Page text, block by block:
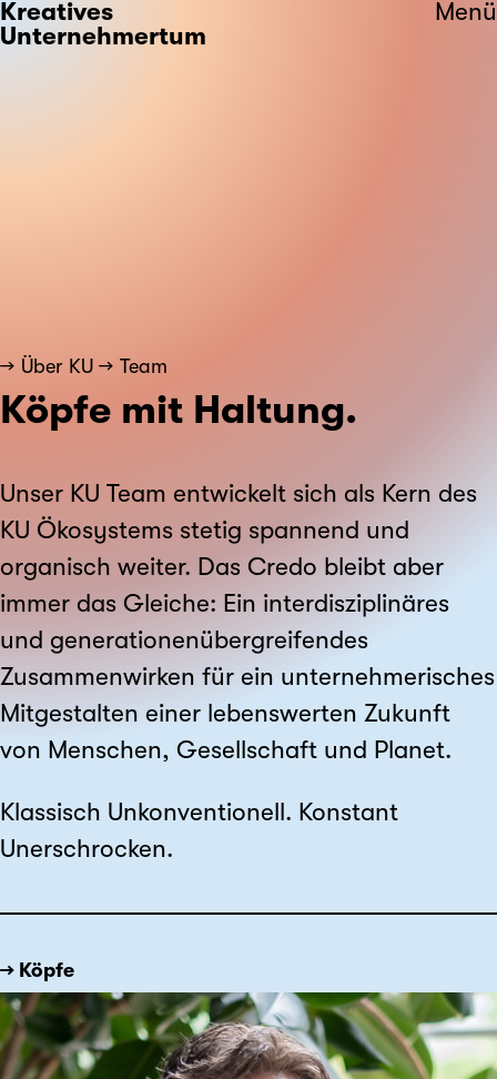
Kreatives
Unternehmertum
Menü
Über KU Team
Köpfe mit Haltung.
Unser KU Team entwickelt sich als Kern des
KU Ökosystems stetig spannend und
organisch weiter. Das Credo bleibt aber
immer das Gleiche: Ein interdisziplinäres
und generationen­übergreifendes
Zusammenwirken für ein unternehmerisches
Mitgestalten einer lebenswerten Zukunft
von Menschen, Gesellschaft und Planet.
Klassisch Unkonventionell. Konstant
Unerschrocken.
→ Köpfe